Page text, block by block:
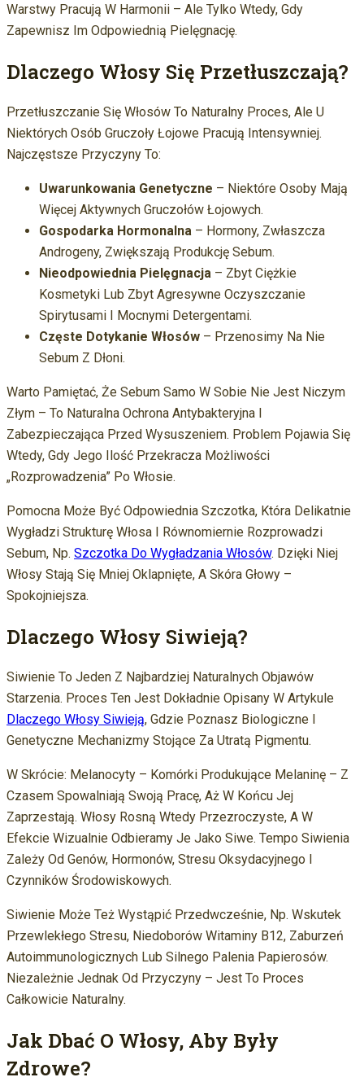
Warstwy Pracują W Harmonii – Ale Tylko Wtedy, Gdy
Zapewnisz Im Odpowiednią Pielęgnację.
Dlaczego Włosy Się Przetłuszczają?
Przetłuszczanie Się Włosów To Naturalny Proces, Ale U
Niektórych Osób Gruczoły Łojowe Pracują Intensywniej.
Najczęstsze Przyczyny To:
Uwarunkowania Genetyczne – Niektóre Osoby Mają
Więcej Aktywnych Gruczołów Łojowych.
Gospodarka Hormonalna – Hormony, Zwłaszcza
Androgeny, Zwiększają Produkcję Sebum.
Nieodpowiednia Pielęgnacja – Zbyt Ciężkie
Kosmetyki Lub Zbyt Agresywne Oczyszczanie
Spirytusami I Mocnymi Detergentami.
Częste Dotykanie Włosów – Przenosimy Na Nie
Sebum Z Dłoni.
Warto Pamiętać, Że Sebum Samo W Sobie Nie Jest Niczym
Złym – To Naturalna Ochrona Antybakteryjna I
Zabezpieczająca Przed Wysuszeniem. Problem Pojawia Się
Wtedy, Gdy Jego Ilość Przekracza Możliwości
„rozprowadzenia” Po Włosie.
Pomocna Może Być Odpowiednia Szczotka, Która Delikatnie
Wygładzi Strukturę Włosa I Równomiernie Rozprowadzi
Sebum, Np. Szczotka Do Wygładzania Włosów. Dzięki Niej
Włosy Stają Się Mniej Oklapnięte, A Skóra Głowy –
Spokojniejsza.
Dlaczego Włosy Siwieją?
Siwienie To Jeden Z Najbardziej Naturalnych Objawów
Starzenia. Proces Ten Jest Dokładnie Opisany W Artykule
Dlaczego Włosy Siwieją, Gdzie Poznasz Biologiczne I
Genetyczne Mechanizmy Stojące Za Utratą Pigmentu.
W Skrócie: Melanocyty – Komórki Produkujące Melaninę – Z
Czasem Spowalniają Swoją Pracę, Aż W Końcu Jej
Zaprzestają. Włosy Rosną Wtedy Przezroczyste, A W
Efekcie Wizualnie Odbieramy Je Jako Siwe. Tempo Siwienia
Zależy Od Genów, Hormonów, Stresu Oksydacyjnego I
Czynników Środowiskowych.
Siwienie Może Też Wystąpić Przedwcześnie, Np. Wskutek
Przewlekłego Stresu, Niedoborów Witaminy B12, Zaburzeń
Autoimmunologicznych Lub Silnego Palenia Papierosów.
Niezależnie Jednak Od Przyczyny – Jest To Proces
Całkowicie Naturalny.
Jak Dbać O Włosy, Aby Były
Zdrowe?